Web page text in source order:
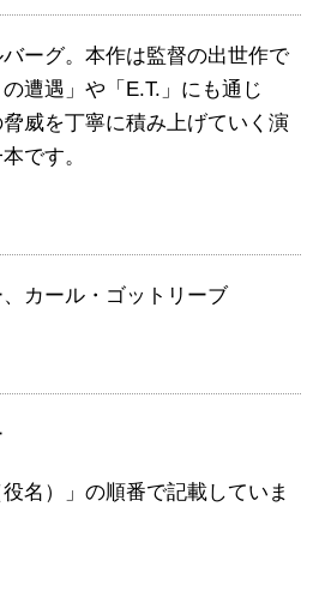
ーグ。本作は監督の出世作で
遭遇」や「E.T.」にも通じ
威を丁寧に積み上げていく演
です。
カール・ゴットリーブ
名）」の順番で記載していま